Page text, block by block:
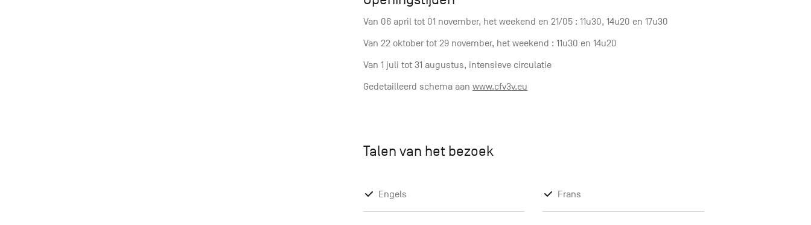
Van 06 april tot 01 november, het weekend en 21/05 : 11u30, 14u20 en 17u30
Van 22 oktober tot 29 november, het weekend : 11u30 en 14u20
Van 1 juli tot 31 augustus, intensieve circulatie
Gedetailleerd schema aan www.cfv3v.eu
Talen van het bezoek
Engels Frans